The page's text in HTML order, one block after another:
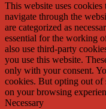
This website uses
navigate through the
are categorized as
essential for the working
also use third-party
you use this website.
only with your consent.
cookies. But opting out of
on your browsing
Necessary